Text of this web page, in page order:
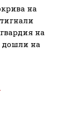
на
на
дошли на